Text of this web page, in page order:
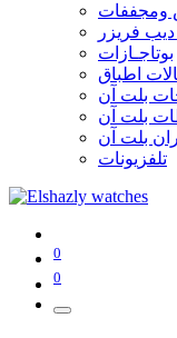
ومجففات
فريزر
بوتاجـازات
اطباق
بلت آن
بلت آن
بلت آن
تلفزيونات
0
0